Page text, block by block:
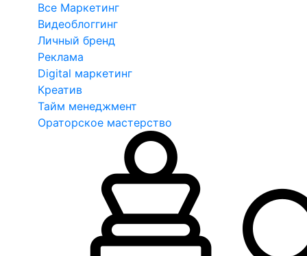
Все Маркетинг
Видеоблоггинг
Личный бренд
Реклама
Digital маркетинг
Креатив
Тайм менеджмент
Ораторское мастерство